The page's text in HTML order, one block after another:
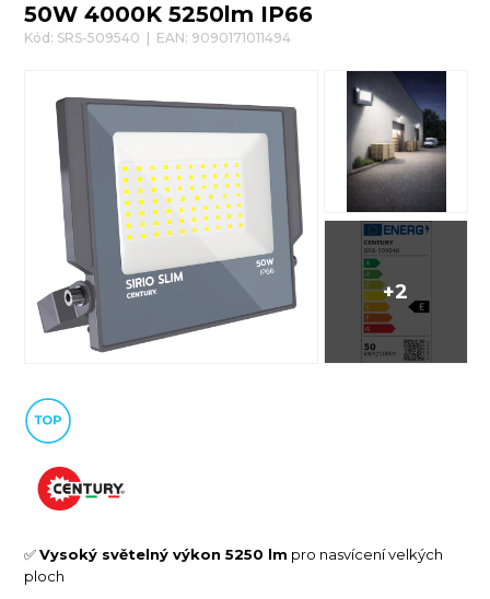
50W 4000K 5250lm IP66
Kód: SRS-509540 | EAN: 9090171011494
+2
✅Vysoký světelný výkon 5250 lm pro nasvícení velkých
ploch